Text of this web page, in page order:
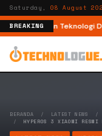
Saturday,08 August
BREAKING
dengan Teknologi
BERANDA / LATEST NEWS /
/ HYPEROS 3 XIAOMI RESMI